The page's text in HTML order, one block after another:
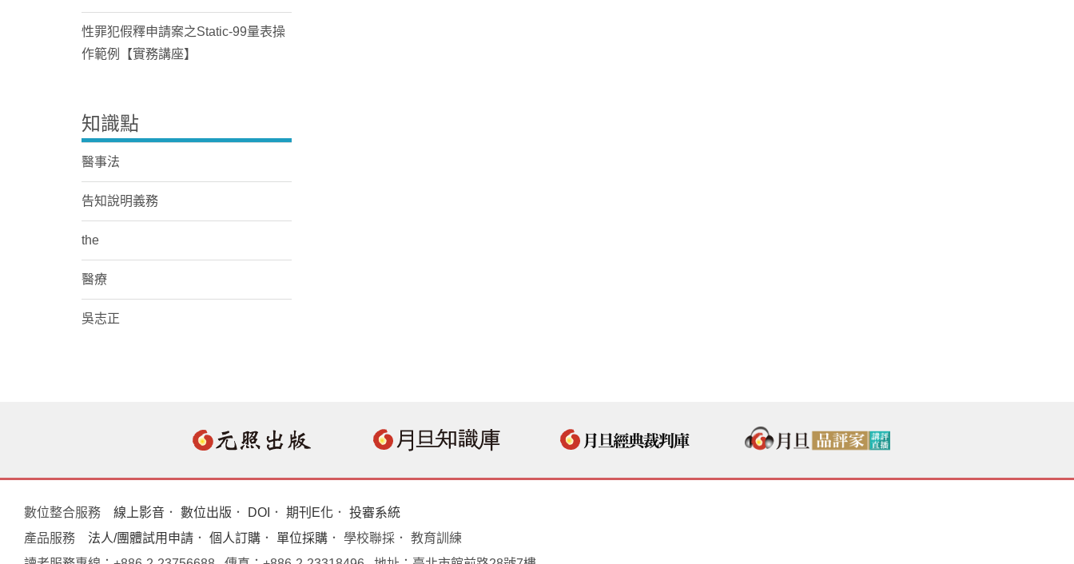
性罪犯假釋申請案之Static-99量表操
作範例【實務講座】
知識點
醫事法
告知說明義務
the
醫療
吳志正
數位整合服務 線上影音 ． 數位出版 ． DOI ． 期刊E化 ． 投審系統
產品服務
法人/團體試用申請 ． 個人訂購 ． 單位採購 ． 學校聯採． 教育訓練